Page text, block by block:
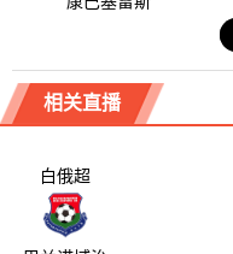
相关直播
白俄超